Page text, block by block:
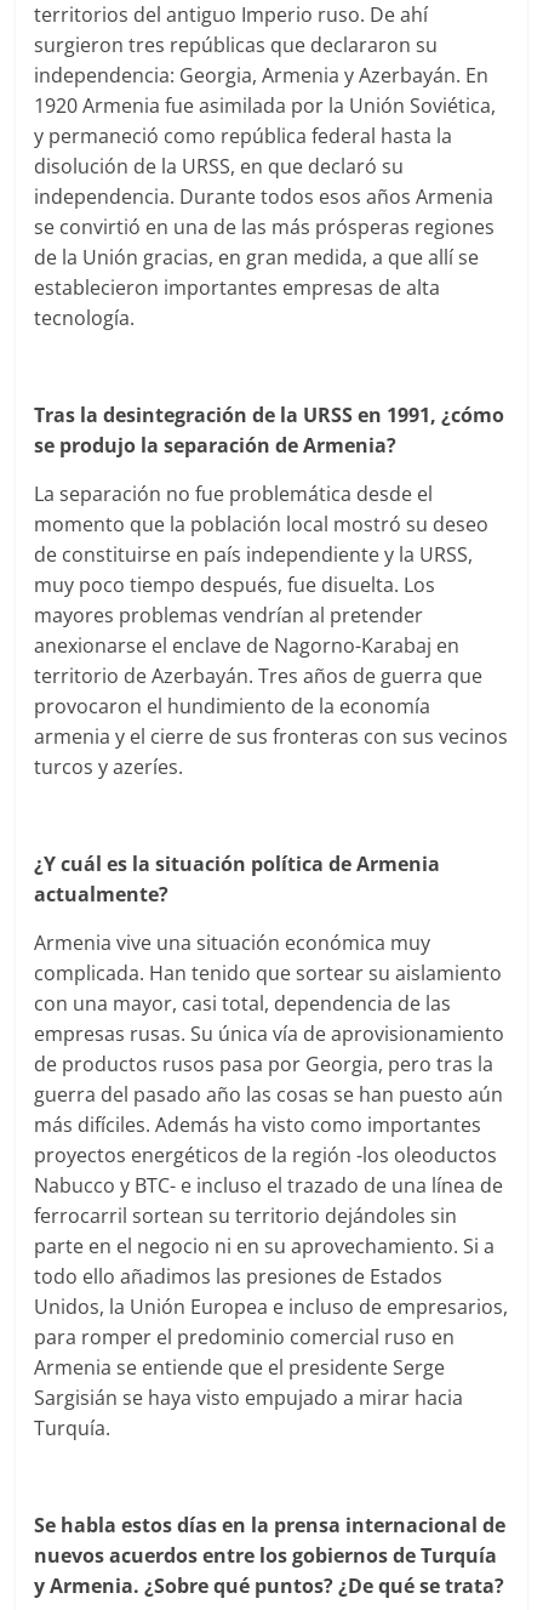
territorios del antiguo Imperio ruso. De ahí
surgieron tres repúblicas que declararon su
independencia: Georgia, Armenia y Azerbayán. En
1920 Armenia fue asimilada por la Unión Soviética,
y permaneció como república federal hasta la
disolución de la URSS, en que declaró su
independencia. Durante todos esos años Armenia
se convirtió en una de las más prósperas regiones
de la Unión gracias, en gran medida, a que allí se
establecieron importantes empresas de alta
tecnología.
Tras la desintegración de la URSS en 1991, ¿cómo
se produjo la separación de Armenia?
La separación no fue problemática desde el
momento que la población local mostró su deseo
de constituirse en país independiente y la URSS,
muy poco tiempo después, fue disuelta. Los
mayores problemas vendrían al pretender
anexionarse el enclave de Nagorno-Karabaj en
territorio de Azerbayán. Tres años de guerra que
provocaron el hundimiento de la economía
armenia y el cierre de sus fronteras con sus vecinos
turcos y azeríes.
¿Y cuál es la situación política de Armenia
actualmente?
Armenia vive una situación económica muy
complicada. Han tenido que sortear su aislamiento
con una mayor, casi total, dependencia de las
empresas rusas. Su única vía de aprovisionamiento
de productos rusos pasa por Georgia, pero tras la
guerra del pasado año las cosas se han puesto aún
más difíciles. Además ha visto como importantes
proyectos energéticos de la región -los oleoductos
Nabucco y BTC- e incluso el trazado de una línea de
ferrocarril sortean su territorio dejándoles sin
parte en el negocio ni en su aprovechamiento. Si a
todo ello añadimos las presiones de Estados
Unidos, la Unión Europea e incluso de empresarios,
para romper el predominio comercial ruso en
Armenia se entiende que el presidente Serge
Sargisián se haya visto empujado a mirar hacia
Turquía.
Se habla estos días en la prensa internacional de
nuevos acuerdos entre los gobiernos de Turquía
y Armenia. ¿Sobre qué puntos? ¿De qué se trata?